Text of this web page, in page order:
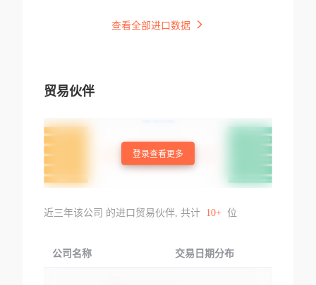
查看全部进口数据
贸易伙伴
登录查看更多
近三年该公司 的进口贸易伙伴, 共计 10+ 位
公司名称 交易日期分布